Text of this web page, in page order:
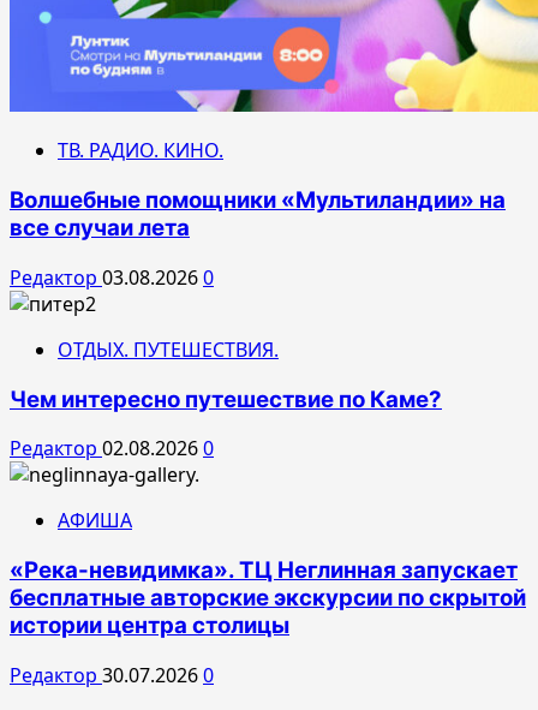
ТВ. РАДИО. КИНО.
Волшебные помощники «Мультиландии» на
все случаи лета
Редактор 03.08.20260
ОТДЫХ. ПУТЕШЕСТВИЯ.
Чем интересно путешествие по Каме?
Редактор 02.08.20260
АФИША
«Река-невидимка». ТЦ Неглинная запускает
бесплатные авторские экскурсии по скрытой
истории центра столицы
Редактор 30.07.20260